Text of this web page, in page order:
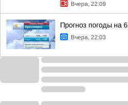
Вчера, 22:09
Прогноз погоды на 6
Вчера, 22:03